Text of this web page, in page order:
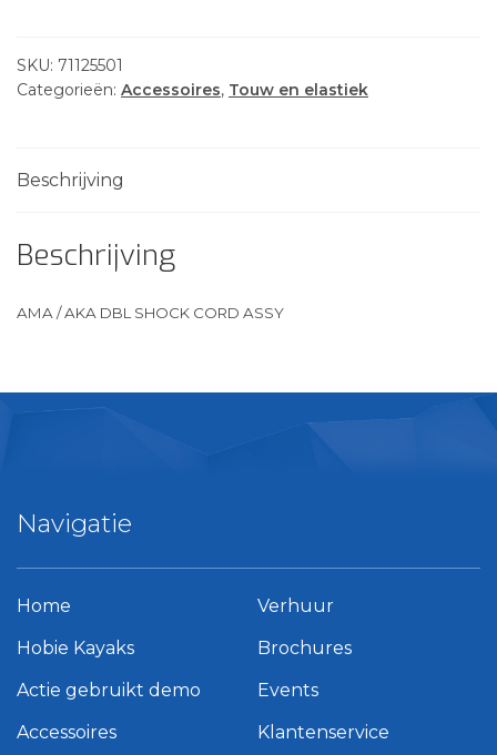
SHOCK
CORD
SKU: 71125501
Categorieën: Accessoires, Touw en elastiek
Beschrijving
Beschrijving
AMA / AKA DBL SHOCK CORD ASSY
Navigatie
Home
Hobie Kayaks
Actie gebruikt demo
Accessoires
Verhuur
Brochures
Events
Klantenservice